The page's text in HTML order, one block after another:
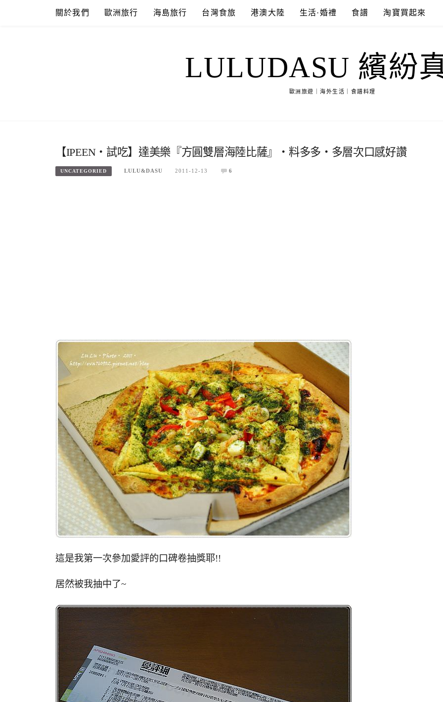
關於我們 歐洲旅行 海島旅行 台灣食旅 港澳大陸 生活·婚禮 食譜 淘寶買起來
LULUDASU 繽紛
歐洲旅遊｜海外生活｜食譜料理
【IPEEN‧試吃】達美樂『方圓雙層海陸比薩』‧料多多‧多層次口感好讚
UNCATEGORIED LULU&DASU 2011-12-13 6
這是我第一次參加愛評的口碑卷抽獎耶!!
居然被我抽中了~